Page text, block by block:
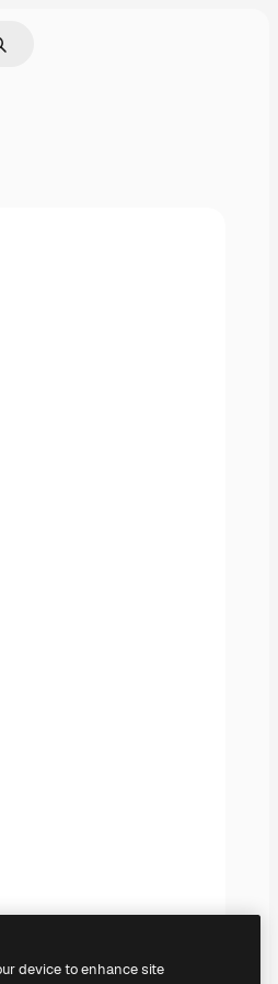
suchen
device to enhance site